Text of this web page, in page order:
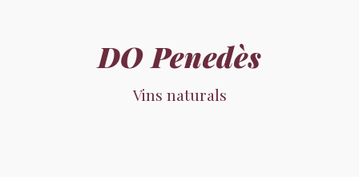
DO Penedès
Vins naturals